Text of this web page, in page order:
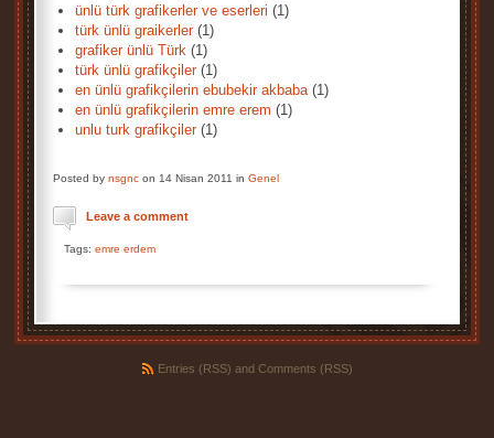
ünlü türk grafikerler ve eserleri (1)
türk ünlü graikerler(1)
grafiker ünlü Türk (1)
türk ünlü grafikçiler(1)
en ünlü grafikçilerin ebubekir akbaba(1)
en ünlü grafikçilerin emre erem (1)
unlu turk grafikçiler(1)
Posted by nsgnc on 14 Nisan 2011 in Genel
Leave a comment
Tags: emre erdem
Entries (RSS) and Comments (RSS)